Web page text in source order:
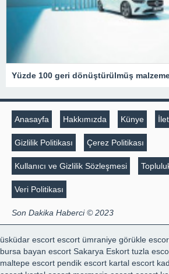
Yüzde 100 geri dönüştürülmüş
Anasayfa Hakkımızda Künye
Gizlilik Politikası Çerez Politikası
Kullanıcı ve Gizlilik Sözleşmesi
Veri Politikası
Son Dakika Haberci © 2023
üsküdar escort escort ümraniye görükle
bursa bayan escort Sakarya Eskort tuzla
maltepe escort pendik escort kartal escort